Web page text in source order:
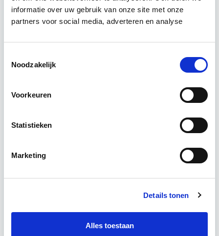
informatie over uw gebruik van onze site met onze
partners voor social media, adverteren en analyse
Noodzakelijk
Voorkeuren
Statistieken
Marketing
Details tonen
Alles toestaan
Tijdens deze opleiding leer je om integraal
vastgoedprojecten te realiseren en/of te
Eerstvolgende startdatum
Meer informatie